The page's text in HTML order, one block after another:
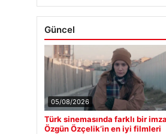
Güncel
05/08/2026
Türk sinemasında farklı bir
Özgün Özçelik’in en iyi filmleri